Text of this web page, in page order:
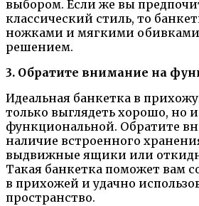
выбором. Если же вы
классический стиль, то
ножками и мягкими
решением.
3. Обратите внимание на
Идеальная банкетка в
только выглядеть хорошо, но
функциональной. Обратите
наличие встроенного
выдвижные ящики или
Такая банкетка поможет вам
в прихожей и удачно
пространство.